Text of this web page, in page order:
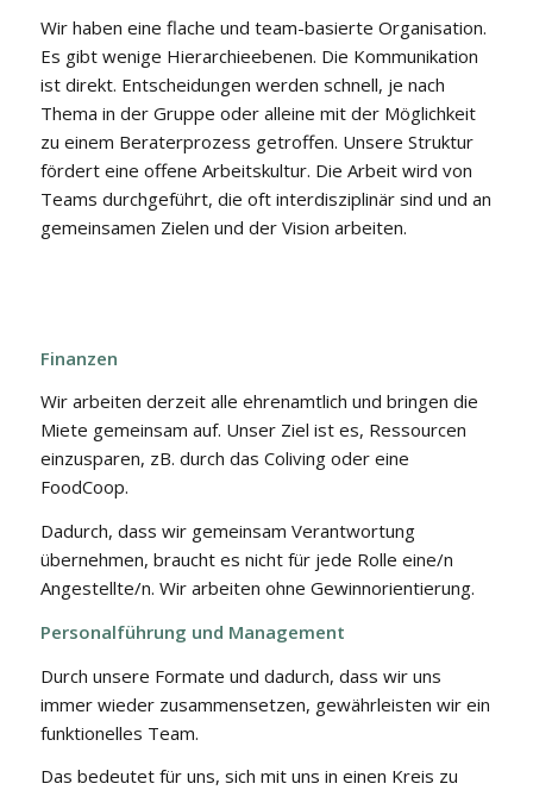
Wir haben eine flache und team-basierte Organisation.
Es gibt wenige Hierarchieebenen. Die Kommunikation
ist direkt. Entscheidungen werden schnell, je nach
Thema in der Gruppe oder alleine mit der Möglichkeit
zu einem Beraterprozess getroffen. Unsere Struktur
fördert eine offene Arbeitskultur. Die Arbeit wird von
Teams durchgeführt, die oft interdisziplinär sind und an
gemeinsamen Zielen und der Vision arbeiten.
Finanzen
Wir arbeiten derzeit alle ehrenamtlich und bringen die
Miete gemeinsam auf. Unser Ziel ist es, Ressourcen
einzusparen, zB. durch das Coliving oder eine
FoodCoop.
Dadurch, dass wir gemeinsam Verantwortung
übernehmen, braucht es nicht für jede Rolle eine/n
Angestellte/n. Wir arbeiten ohne Gewinnorientierung.
Personalführung und Management
Durch unsere Formate und dadurch, dass wir uns
immer wieder zusammensetzen, gewährleisten wir ein
funktionelles Team.
Das bedeutet für uns, sich mit uns in einen Kreis zu